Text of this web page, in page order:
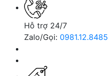
Hỗ trợ 24/7
Zalo/Gọi: 0981.12.8485